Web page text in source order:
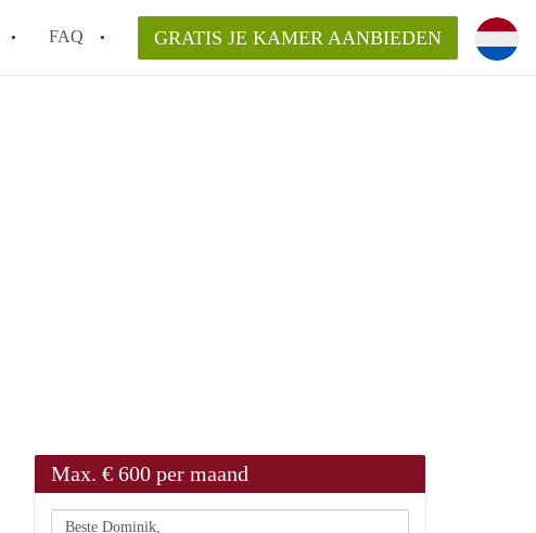
FAQ GRATIS JE KAMER AANBIEDEN
Max. € 600 per maand